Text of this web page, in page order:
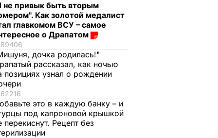
"Димка был вроде
нормальный, пока не
сбухался". В сеть
Медведевым
7 августа, 20.39 БУЛЬВАР
не привык быть вторым
Как золотой медалист
главкомом ВСУ – самое
о Драпатом
89406
дочка родилась!"
рассказал, как ночью
позициях узнал о рождении
62216
это в каждую банку – и
под капроновой крышкой
перекиснут. Рецепт без